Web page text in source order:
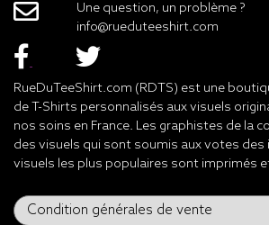
Une question, un problème ?
info@rueduteeshirt.com
RueDuTeeShirt.com (RDTS) est une
de T-Shirts personnalisés aux visuels
nos soins en France. Les graphistes de la
des visuels qui sont soumis aux votes des
visuels les plus populaires sont imprimés